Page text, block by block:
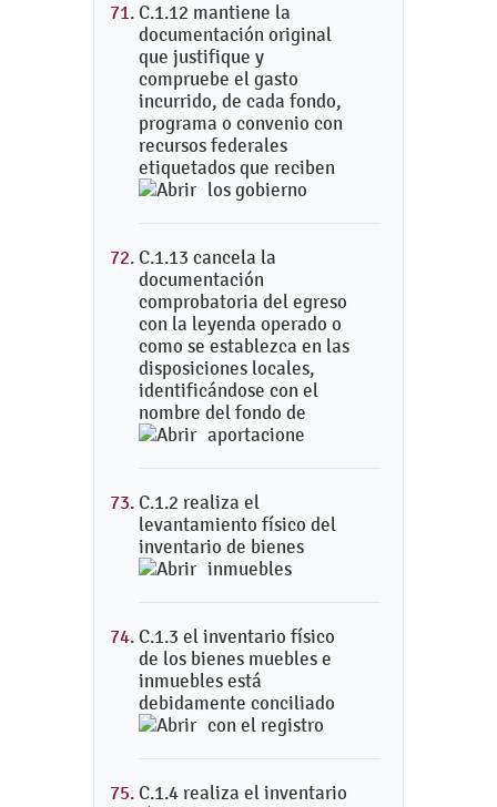
C.1.12 mantiene la
documentación original
que justifique y
compruebe el gasto
incurrido, de cada fondo,
programa o convenio con
recursos federales
etiquetados que reciben
los gobierno
C.1.13 cancela la
documentación
comprobatoria del egreso
con la leyenda operado o
como se establezca en las
disposiciones locales,
identificándose con el
nombre del fondo de
aportacione
C.1.2 realiza el
levantamiento físico del
inventario de bienes
inmuebles
C.1.3 el inventario físico
de los bienes muebles e
inmuebles está
debidamente conciliado
con el registro
C.1.4 realiza el inventario